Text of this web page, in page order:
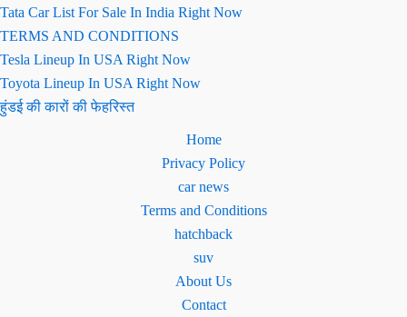
Tata Car List For Sale In India Right Now
TERMS AND CONDITIONS
Tesla Lineup In USA Right Now
Toyota Lineup In USA Right Now
हुंडई की कारों की फेहरिस्त
Home
Privacy Policy
car news
Terms and Conditions
hatchback
suv
About Us
Contact